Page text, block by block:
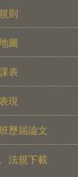
則
圖
表
現
歷屆論文
法規下載